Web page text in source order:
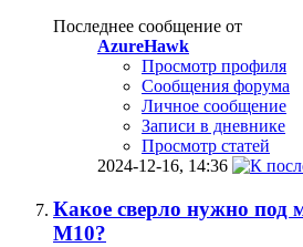
Последнее сообщение от
AzureHawk
Просмотр профиля
Сообщения форума
Личное сообщение
Записи в дневнике
Просмотр статей
2024-12-16, 14:36
Какое сверло нужно под
М10?